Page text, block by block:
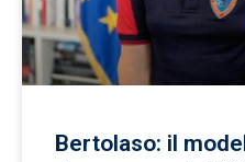
Bertolaso: il